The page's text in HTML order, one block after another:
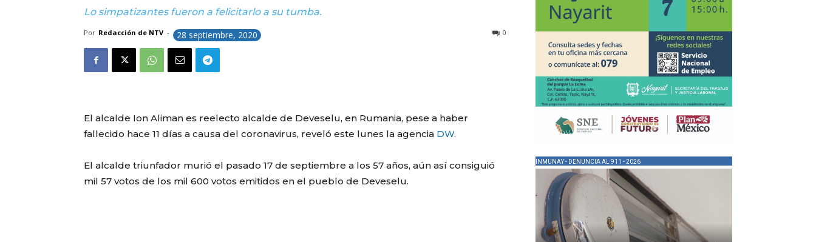
Lo simpatizantes fueron a felicitarlo a su tumba.
Por Redacción de NTV - 28 septiembre, 2020 0
El alcalde Ion Aliman es reelecto alcalde de Deveselu, en Rumania, pese a haber
fallecido hace 11 días a causa del coronavirus, reveló este lunes la agencia DW.
El alcalde triunfador murió el pasado 17 de septiembre a los 57 años, aún así consiguió
mil 57 votos de los mil 600 votos emitidos en el pueblo de Deveselu.
INMUNAY - DENUNCIA AL 911 - 2026